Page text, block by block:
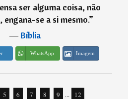
ser alguma coisa, não
engana-se a si mesmo.”
―Bíblia
WhatsApp Imagem
5 6 7 8 9 ... 12